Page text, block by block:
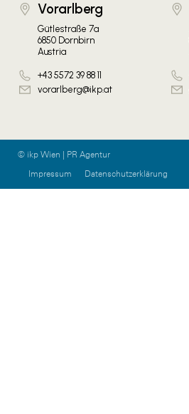
Vorarlberg
Gütlestraße 7a
6850 Dornbirn
Austria
+43 5572 39 88 11
vorarlberg@ikp.at
© ikp Wien | PR Agentur
Impressum
Datenschutzerklärung